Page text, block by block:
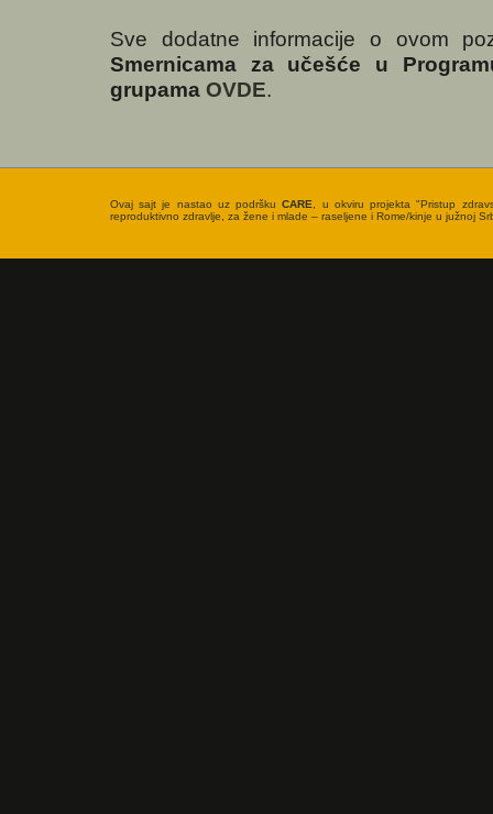
Sve dodatne informacije o ovom
Smernicama za učešće u
grupama OVDE.
Ovaj sajt je nastao uz podrškuCARE, u okviru projekta "Pristup
reproduktivno zdravlje, za žene i mlade – raseljene i Rome/kinje u južnoj